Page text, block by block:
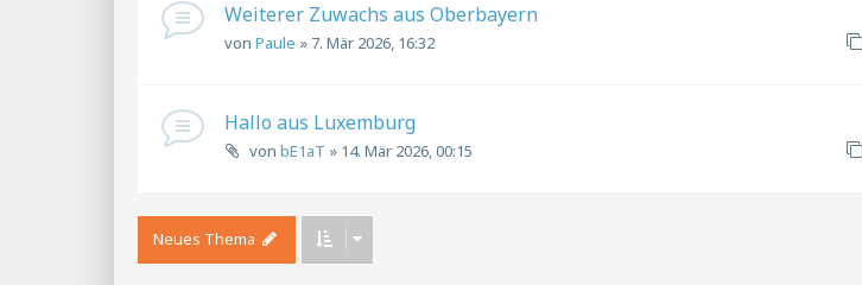
Weiterer Zuwachs aus Oberbayern
von Paule » 7. Mär 2026, 16:32
Hallo aus Luxemburg
von bE1aT » 14. Mär 2026, 00:15
Neues Thema